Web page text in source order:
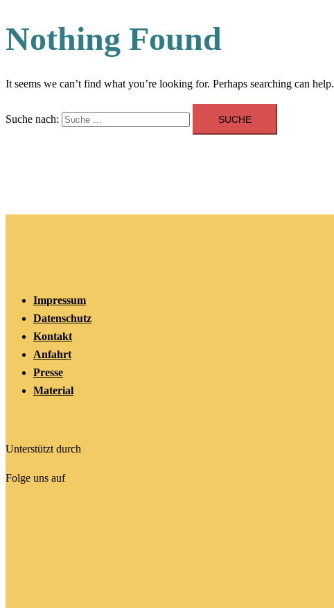
Nothing Found
It seems we can’t find what you’re looking for. Perhaps searching can help.
Suche nach:
Impressum
Datenschutz
Kontakt
Anfahrt
Presse
Material
Unterstützt durch
Folge uns auf